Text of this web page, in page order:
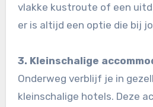
vlakke kustroute of een
er is altijd een optie die bij
3. Kleinschalige
Onderweg verblijf je in
kleinschalige hotels. Deze